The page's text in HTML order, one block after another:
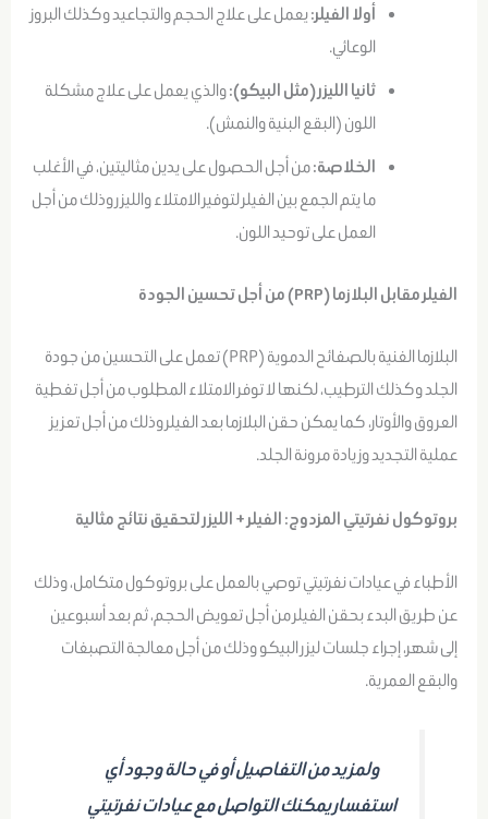
أولا الفيلر:يعمل على علاج الحجم والتجاعيد وكذلك البروز
الوعائي.
ثانيا الليزر (مثل البيكو):والذي يعمل على علاج مشكلة
اللون (البقع البنية والنمش).
الخلاصة:من أجل الحصول على يدين مثاليتين، في الأغلب
ما يتم الجمع بين الفيلر لتوفير الامتلاء والليزر وذلك من أجل
العمل على توحيد اللون.
الفيلر مقابل البلازما (PRP) من أجل تحسين الجودة
البلازما الغنية بالصفائح الدموية (PRP) تعمل على التحسين من جودة
الجلد وكذلك الترطيب، لكنها لا توفر الامتلاء المطلوب من أجل تغطية
العروق والأوتار، كما يمكن حقن البلازما بعد الفيلر وذلك من أجل تعزيز
عملية التجديد وزيادة مرونة الجلد.
بروتوكول نفرتيتي المزدوج: الفيلر + الليزر لتحقيق نتائج مثالية
الأطباء في عيادات نفرتيتي توصي بالعمل على بروتوكول متكامل، وذلك
عن طريق البدء بحقن الفيلر من أجل تعويض الحجم، ثم بعد أسبوعين
إلى شهر، إجراء جلسات ليزر البيكو وذلك من أجل معالجة التصبغات
والبقع العمرية.
ولمزيد من التفاصيل أو في حالة وجود أي
استفسار يمكنك التواصل مع عيادات نفرتيتي